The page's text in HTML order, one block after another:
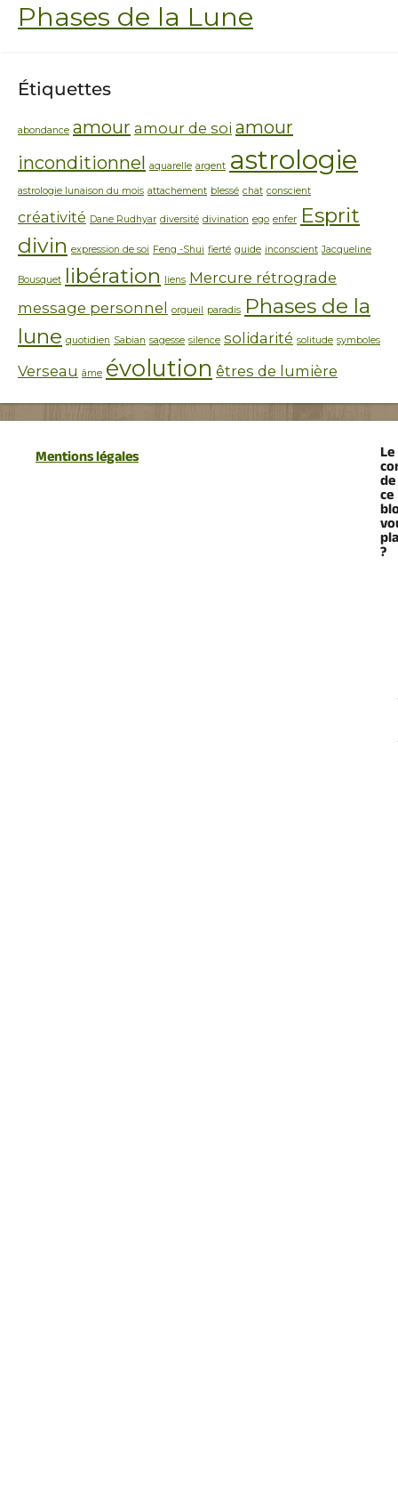
Phases de la Lune
Étiquettes
abondance amour amour de soi amour
inconditionnel aquarelle argent astrologie
astrologie lunaison du mois attachement blessé chat conscient
créativité Dane Rudhyar diversité divination ego enfer Esprit
divin expression de soi Feng -Shui fierté guide inconscient Jacqueline
Bousquet libération liens Mercure rétrograde
message personnel
orgueil paradis Phases de la
lune quotidien Sabian sagesse silence solidarité solitude symboles
Verseau âme évolution êtres de lumière
Mentions légales Le
de
ce
?